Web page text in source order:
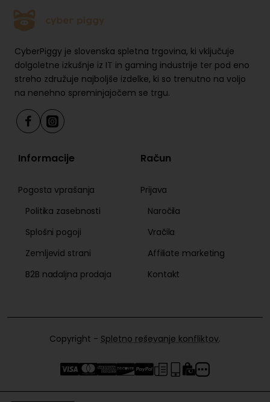
CyberPiggy je slovenska spletna trgovina, ki vključuje
dolgoletne izkušnje iz IT in gaming industrije ter pod eno
streho združuje najboljše izdelke, ki so trenutno na voljo
na nenehno spreminjajočem se trgu.
Informacije
Pogosta vprašanja
Politika zasebnosti
Splošni pogoji
Zemljevid strani
B2B nadaljna prodaja
Račun
Prijava
Naročila
Vračila
Affiliate marketing
Kontakt
Copyright - Spletno reševanje konfliktov.